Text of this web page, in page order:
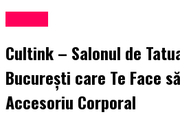
Cultink – Salonul de
București care Te Face
Accesoriu Corporal